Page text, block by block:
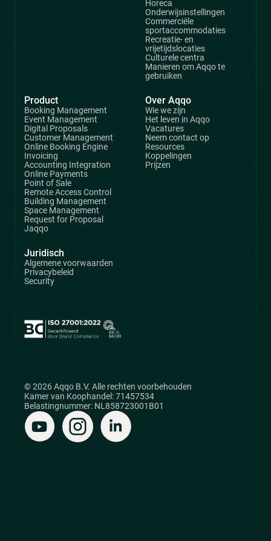
Product
Booking Management
Event Management
Digital Proposals
Customer Management
Online Booking Engine
Invoicing
Accounting Integration
Online Payments
Point of Sale
Remote Access Control
Building Management
Space Management
Request for Proposal
Jaqqo
Horeca
Onderwijsinstellingen
Commerciële
sportaccommodaties
Recreatie- en
vrijetijdslocaties
Culturele centra
Manieren om Aqqo te
gebruiken
Over Aqqo
Wie we zijn
Het leven in Aqqo
Vacatures
Neem contact op
Resources
Koppelingen
Prijzen
Juridisch
Algemene voorwaarden
Privacybeleid
Security
© 2026 Aqqo B.V. Alle rechten voorbehouden
Kamer van Koophandel: 71457534
Belastingnummer: NL858723001B01